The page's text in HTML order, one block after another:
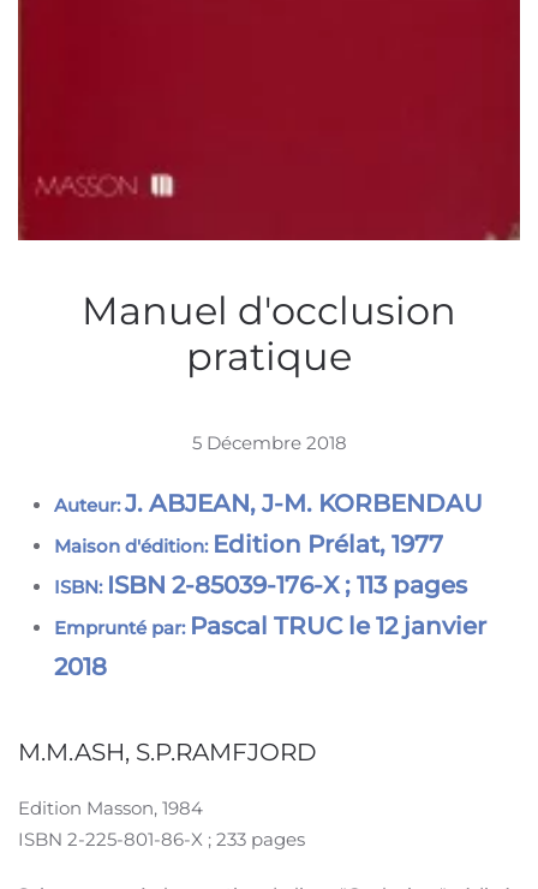
Manuel d'occlusion
pratique
5 Décembre 2018
Auteur:J. ABJEAN, J-M. KORBENDAU
Maison d'édition: Edition Prélat, 1977
ISBN: ISBN 2-85039-176-X ; 113 pages
Emprunté par: Pascal TRUC le 12 janvier
2018
M.M.ASH, S.P.RAMFJORD
Edition Masson, 1984
ISBN 2-225-801-86-X ; 233 pages